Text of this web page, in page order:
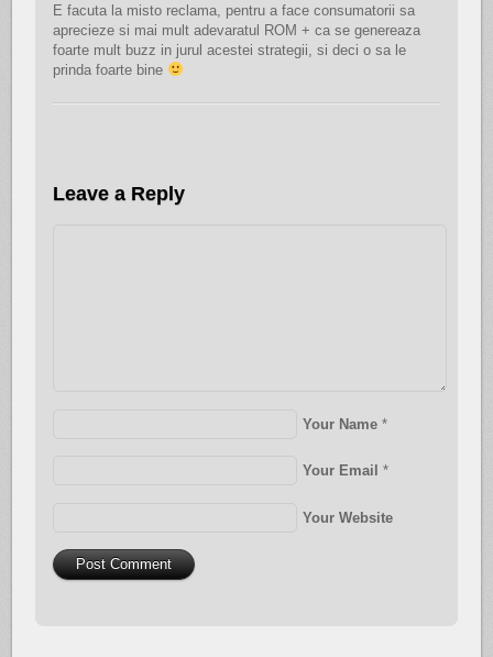
E facuta la misto reclama, pentru a face consumatorii sa
aprecieze si mai mult adevaratul ROM + ca se genereaza
foarte mult buzz in jurul acestei strategii, si deci o sa le
prinda foarte bine
Leave a Reply
Your Name *
Your Email *
Your Website